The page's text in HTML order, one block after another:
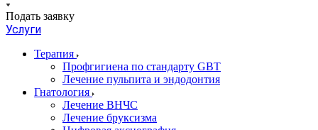
Подать заявку
Услуги
Терапия
Профгигиена по стандарту GBT
Лечение пульпита и эндодонтия
Гнатология
Лечение ВНЧС
Лечение бруксизма